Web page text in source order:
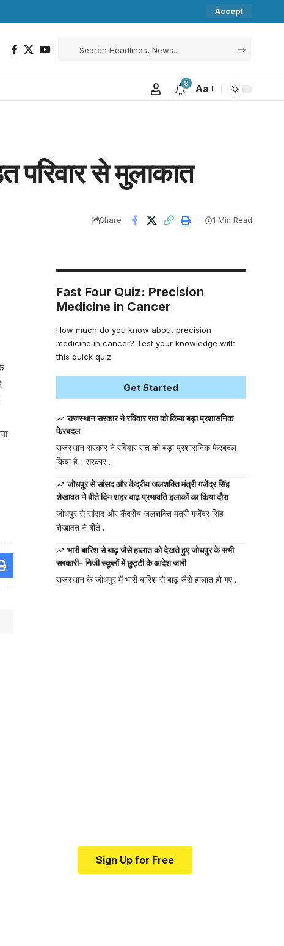
Accept
9 Aa
परिवार से मुलाकात
Share 1 Min Read
Fast Four Quiz: Precision
Medicine in Cancer
How much do you know about precision
medicine in cancer? Test your knowledge with
this quick quiz.
Get Started
राजस्थान सरकार ने रविवार रात को किया बड़ा प्रशासनिक
फेरबदल
राजस्थान सरकार ने रविवार रात को बड़ा प्रशासनिक फेरबदल
किया है। सरकार…
जोधपुर से सांसद और केंद्रीय जलशक्ति मंत्री गजेंद्र सिंह
शेखावत ने बीते दिन शहर बाढ़ प्रभावति इलाकों का किया दौरा
जोधपुर से सांसद और केंद्रीय जलशक्ति मंत्री गजेंद्र सिंह
शेखावत ने बीते…
भारी बारिश से बाढ़ जैसे हालात को देखते हुए जोधपुर के सभी
सरकारी- निजी स्कूलों में छुट्टी के आदेश जारी
राजस्थान के जोधपुर में भारी बारिश से बाढ़ जैसे हालात हो गए…
Sign Up for Free